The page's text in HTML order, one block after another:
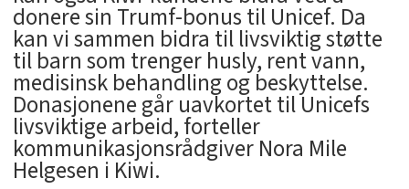
donere sin Trumf-bonus til Unicef. Da
kan vi sammen bidra til livsviktig støtte
til barn som trenger husly, rent vann,
medisinsk behandling og beskyttelse.
Donasjonene går uavkortet til Unicefs
livsviktige arbeid, forteller
kommunikasjonsrådgiver Nora Mile
Helgesen i Kiwi.